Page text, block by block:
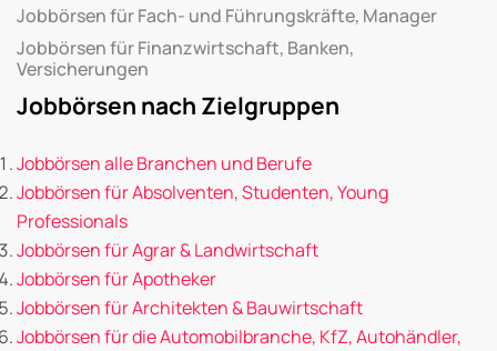
Jobbörsen für Fach- und Führungskräfte, Manager
Jobbörsen für Finanzwirtschaft, Banken,
Versicherungen
Jobbörsen nach Zielgruppen
Jobbörsen alle Branchen und Berufe
Jobbörsen für Absolventen, Studenten, Young
Professionals
Jobbörsen für Agrar & Landwirtschaft
Jobbörsen für Apotheker
Jobbörsen für Architekten & Bauwirtschaft
Jobbörsen für die Automobilbranche, KfZ, Autohändler,